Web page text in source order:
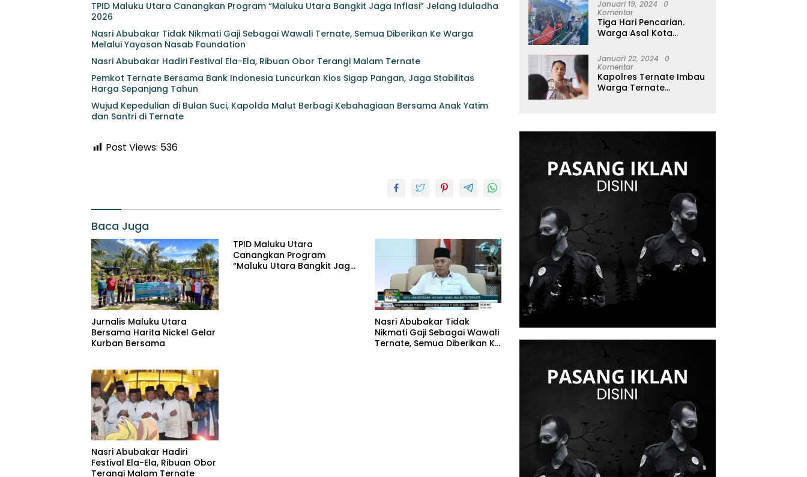
TPID Maluku Utara Canangkan Program “Maluku Utara Bangkit Jaga Inflasi” Jelang Iduladha
2026
Nasri Abubakar Tidak Nikmati Gaji Sebagai Wawali Ternate, Semua Diberikan Ke Warga
Melalui Yayasan Nasab Foundation
Nasri Abubakar Hadiri Festival Ela-Ela, Ribuan Obor Terangi Malam Ternate
Pemkot Ternate Bersama Bank Indonesia Luncurkan Kios Sigap Pangan, Jaga Stabilitas
Harga Sepanjang Tahun
Wujud Kepedulian di Bulan Suci, Kapolda Malut Berbagi Kebahagiaan Bersama Anak Yatim
dan Santri di Ternate
Post Views: 536
Baca Juga
Jurnalis Maluku Utara
Bersama Harita Nickel Gelar
Kurban Bersama
TPID Maluku Utara
Canangkan Program
“Maluku Utara Bangkit Jaga
Nasri Abubakar Tidak
Nikmati Gaji Sebagai Wawali
Ternate, Semua Diberikan Ke
Nasri Abubakar Hadiri
Festival Ela-Ela, Ribuan Obor
Terangi Malam Ternate
Januari 19, 2024
0
Komentar
Tiga Hari Pencarian.
Warga Asal Kota
MD di Perairan Tidore
Januari 22, 2024
0
Komentar
Kapolres Ternate Imbau
Warga Ternate